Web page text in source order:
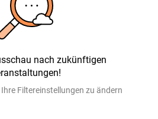
nach zukünftigen
Filtereinstellungen zu ändern